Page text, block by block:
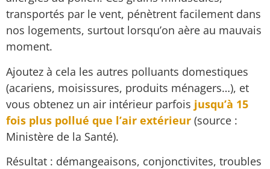
transportés par le vent, pénètrent facilement dans
nos logements, surtout lorsqu’on aère au mauvais
moment.
Ajoutez à cela les autres polluants domestiques
(acariens, moisissures, produits ménagers…), et
vous obtenez un air intérieur parfois jusqu’à 15
fois plus pollué que l’air extérieur (source :
Ministère de la Santé).
Résultat : démangeaisons, conjonctivites, troubles